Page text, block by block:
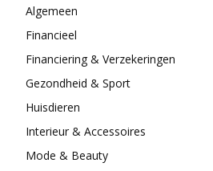
Algemeen
Financieel
Financiering & Verzekeringen
Gezondheid & Sport
Huisdieren
Interieur & Accessoires
Mode & Beauty